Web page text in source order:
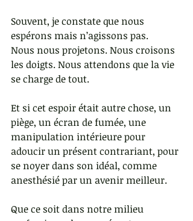
Souvent, je constate que nous
espérons mais n’agissons pas.
Nous nous projetons. Nous croisons
les doigts. Nous attendons que la vie
se charge de tout.
Et si cet espoir était autre chose, un
piège, un écran de fumée, une
manipulation intérieure pour
adoucir un présent contrariant, pour
se noyer dans son idéal, comme
anesthésié par un avenir meilleur.
Que ce soit dans notre milieu